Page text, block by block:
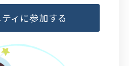
ィに参加する